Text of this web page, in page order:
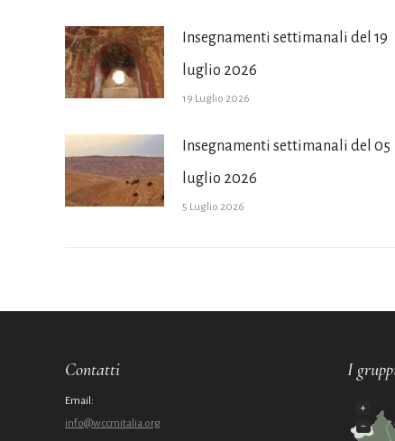
Insegnamenti settimanali del 19
luglio 2026
19 Luglio 2026
Insegnamenti settimanali del 05
luglio 2026
5 Luglio 2026
Contatti
Email:
info@wccmitalia.org
I
+
−